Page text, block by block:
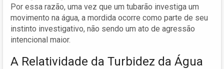
Por essa razão, uma vez que um tubarão investiga um
movimento na água, a mordida ocorre como parte de seu
instinto investigativo, não sendo um ato de agressão
intencional maior.
A Relatividade da Turbidez da Água